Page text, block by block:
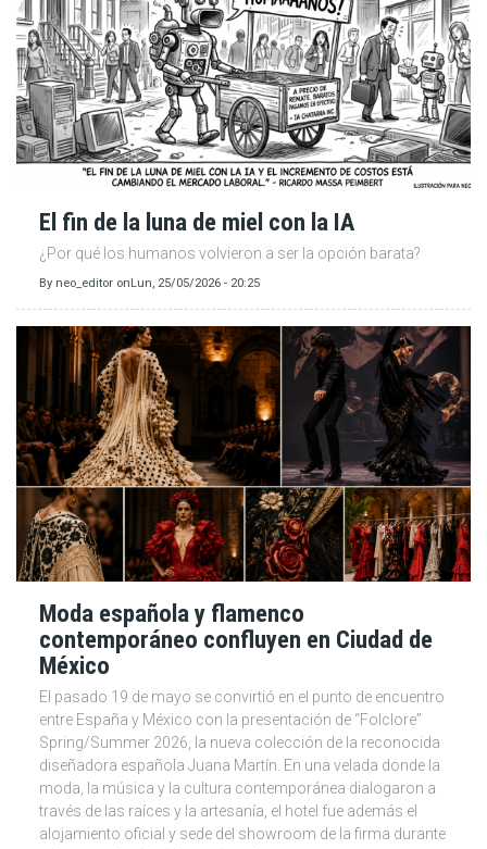
El fin de la luna de miel con la IA
¿Por qué los humanos volvieron a ser la opción barata?
By neo_editor on Lun, 25/05/2026 - 20:25
Moda española y flamenco
contemporáneo confluyen en Ciudad de
México
El pasado 19 de mayo se convirtió en el punto de encuentro
entre España y México con la presentación de “Folclore”
Spring/Summer 2026, la nueva colección de la reconocida
diseñadora española Juana Martín. En una velada donde la
moda, la música y la cultura contemporánea dialogaron a
través de las raíces y la artesanía, el hotel fue además el
alojamiento oficial y sede del showroom de la firma durante